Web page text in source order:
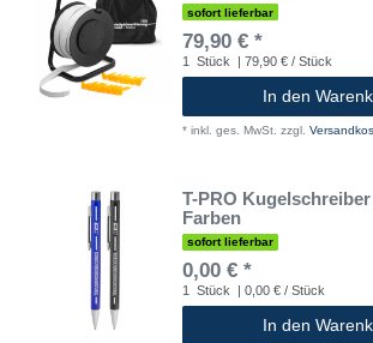
sofort lieferbar
79,90 € *
1 Stück | 79,90 € / Stück
In den
* inkl. ges. MwSt. zzgl.
T-PRO
Farben
sofort lieferbar
0,00 € *
1 Stück | 0,00 € / Stück
In den